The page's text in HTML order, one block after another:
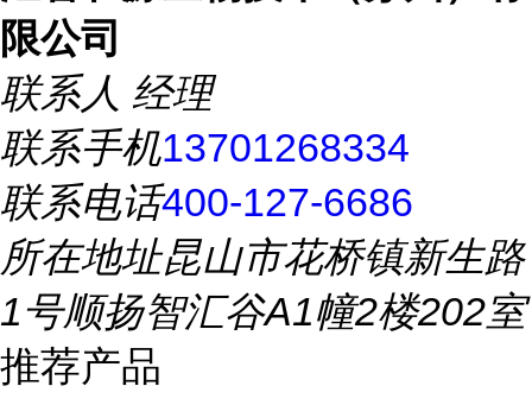
限公司
联系人 经理
联系手机13701268334
联系电话400-127-6686
所在地址昆山市花桥镇新生路
1号顺扬智汇谷A1幢2楼202室
推荐产品